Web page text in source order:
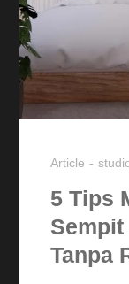
Article
5 Tips
Tanpa